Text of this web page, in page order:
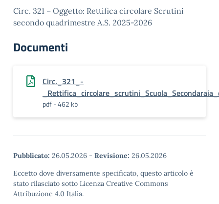
Circ. 321 – Oggetto: Rettifica circolare Scrutini
secondo quadrimestre A.S. 2025-2026
Documenti
Circ._321_-
pdf - 462 kb
Pubblicato: 26.05.2026 - Revisione: 26.05.2026
Eccetto dove diversamente specificato, questo articolo è
stato rilasciato sotto Licenza Creative Commons
Attribuzione 4.0 Italia.